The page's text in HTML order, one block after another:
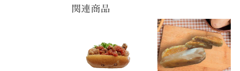
関連商品